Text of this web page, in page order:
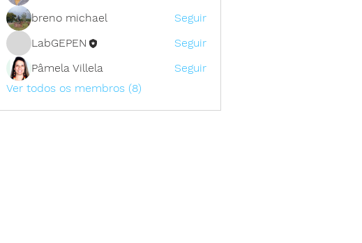
breno michael
Seguir
LabGEPEN
Seguir
Pâmela Villela
Seguir
Ver todos os membros (8)